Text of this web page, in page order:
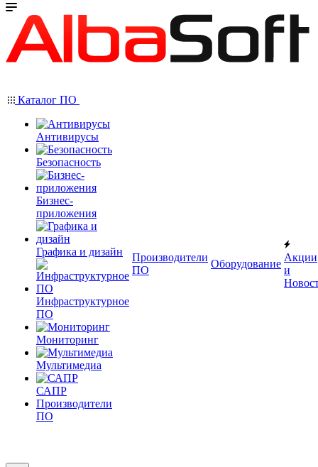
Каталог ПО
Антивирусы
Безопасность
Бизнес-
приложения
Графика и дизайн
Инфраструктурное
ПО
Мониторинг
Мультимедиа
САПР
Производители
ПО
Производители
ПО
Оборудование
Акции
и